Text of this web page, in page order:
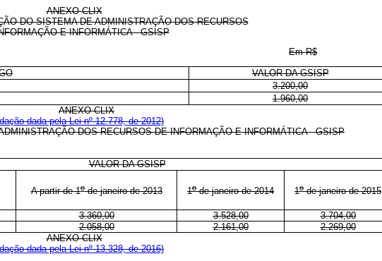
ANEXO CLIX
DO SISTEMA DE ADMINISTRAÇÃO DOS RECURSOS
E INFORMÁTICA - GSISP
Em R$
VALOR DA GSISP
3.200,00
1.960,00
ANEXO CLIX
dada pela Lei nº 12.778, de 2012)
DOS RECURSOS DE INFORMAÇÃO E INFORMÁTICA - GSISP
VALOR DA GSISP
A partir de 1ode janeiro de 2013 1ode janeiro de 2014 1ode janeiro de 2015
3.360,00 3.528,00
3.704,00
2.058,00 2.161,00
2.269,00
ANEXO CLIX
dada pela Lei nº 13.328, de 2016)